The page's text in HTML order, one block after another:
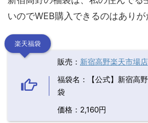
いのでWEB購入できるのはありが
楽天福袋
販売： 新宿高野楽天市場店
福袋名：【公式】新宿高
袋
価格：2,160円